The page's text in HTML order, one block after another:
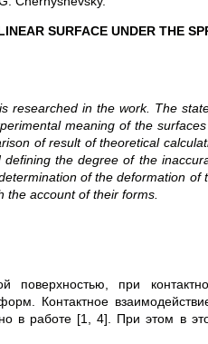
SURFACE UNDER THE
researched in the work. The
meaning of the
of result of theoretical
the degree of the
of the deformation of
account of their forms.
при
Контактное
в работе [1, 4]. При этом в